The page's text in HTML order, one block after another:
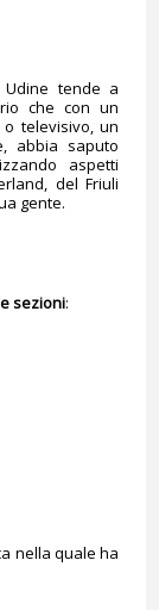
Udine tende a
che con un
televisivo, un
abbia saputo
aspetti
del Friuli
gente.
sezioni:
nella quale ha